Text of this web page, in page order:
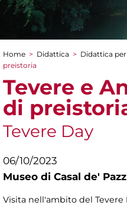
Tu sei qui
Home > Didattica > Didattica
preistoria
Tevere e
di
Tevere Day
06/10/2023
Museo di Casal de'
Visita nell'ambito del Tevere